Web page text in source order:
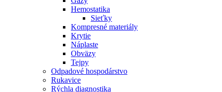
Hemostatika
Sieťky
Kompresné materiály
Krytie
Náplaste
Obväzy
Tejpy
Odpadové hospodárstvo
Rukavice
Rýchla diagnostika